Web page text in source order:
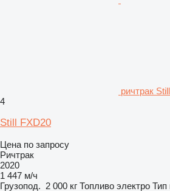
ричтрак
4
Still FXD20
Цена по запросу
Ричтрак
2020
1 447 м/ч
Грузопод. 2 000 кг Топливо электро Тип